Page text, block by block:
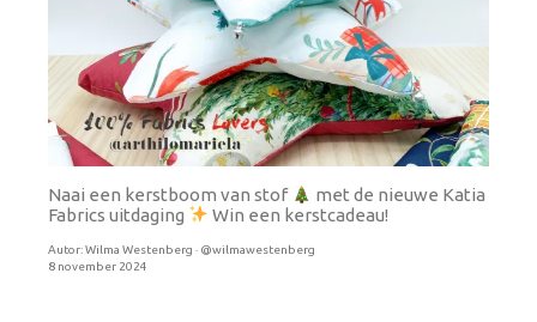
Naai een kerstboom van stof
met de nieuwe Katia
Fabrics uitdaging
Win een kerstcadeau!
Autor:Wilma Westenberg · @wilmawestenberg
8 november 2024